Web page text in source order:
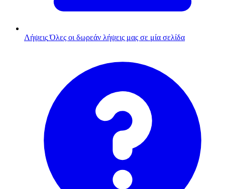
Λήψεις Όλες οι δωρεάν λήψεις μας σε μία σελίδα